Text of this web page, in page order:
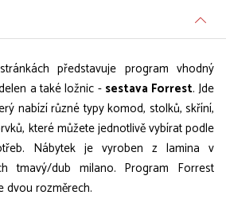
představuje program vhodný
a také ložnic - sestava Forrest. Jde
nabízí různé typy komod, stolků, skříní,
které můžete jednotlivě vybírat podle
Nábytek je vyroben z lamina v
tmavý/dub milano. Program Forrest
dvou rozměrech.